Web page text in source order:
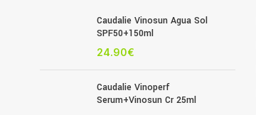
Caudalie Vinosun Agua Sol
SPF50+150ml
24.90€
Caudalie Vinoperf
Serum+Vinosun Cr 25ml